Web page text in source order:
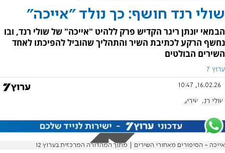
שולי רנד חושף: כך נולד "אייכה"
הבמאי יונתן ריגר הקדיש פרק ללהיט "אייכה" של שולי רנד, ובו
נחשף הרקע לכתיבת השיר והתהליך שהוביל להפיכתו לאחד
השירים הבולטים
ערוץ 7
16.02.26, 10:47
שולי רנד שירים
אייכה - הסיפורים מאחורי השירים | מתוך המהדורה המרכזית בערוץ 12